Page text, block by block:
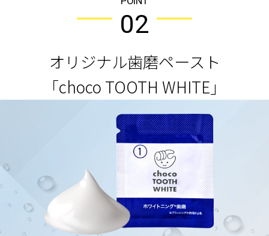
02
オリジナル歯磨ペースト
「choco TOOTH WHITE」